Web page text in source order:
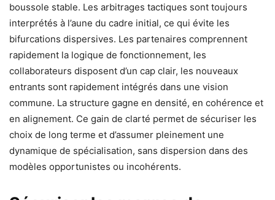
boussole stable. Les arbitrages tactiques sont toujours
interprétés à l’aune du cadre initial, ce qui évite les
bifurcations dispersives. Les partenaires comprennent
rapidement la logique de fonctionnement, les
collaborateurs disposent d’un cap clair, les nouveaux
entrants sont rapidement intégrés dans une vision
commune. La structure gagne en densité, en cohérence et
en alignement. Ce gain de clarté permet de sécuriser les
choix de long terme et d’assumer pleinement une
dynamique de spécialisation, sans dispersion dans des
modèles opportunistes ou incohérents.